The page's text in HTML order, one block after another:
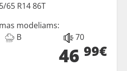
65 R14 86T
modeliams:
B 70
46 99€